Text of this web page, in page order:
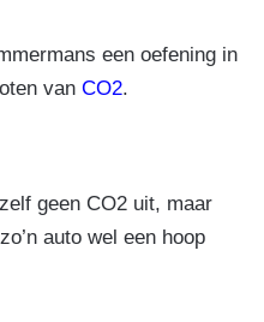
een oefening in
van CO2.
geen CO2 uit, maar
auto wel een hoop